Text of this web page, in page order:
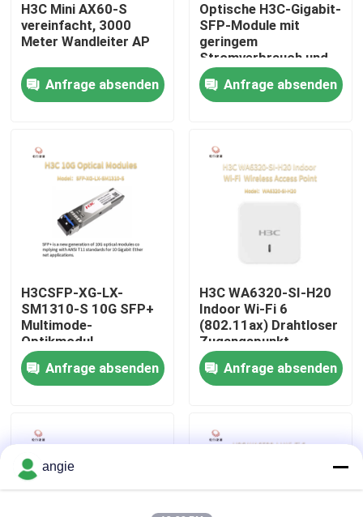
Zu Hause
Produkte
Über uns
Werksbesichtigung
Qualitätskontrolle
Kontakt mit uns
Nachrichten
VR Show
H3C Mini AX60-S
vereinfacht, 3000
Meter Wandleiter AP
Anfrage absenden
Optische H3C-Gigabit-
SFP-Module mit
geringem
Stromverbrauch und
Hot-Swap-fähig SFP-
GE-LX-SM1310-S
Anfrage absenden
H3CSFP-XG-LX-
SM1310-S 10G SFP+
Multimode-
Optikmodul
Anfrage absenden
H3C WA6320-SI-H20
Indoor Wi-Fi 6
(802.11ax) Drahtloser
Zugangspunkt
Anfrage absenden
angie